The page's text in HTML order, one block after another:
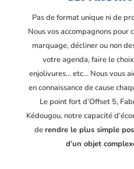
Pas de format unique ni de
Nous vos accompagnons
marquage, décliner ou non
votre agenda, faire le
enjolivures… etc… Nous vous
en connaissance de cause
Le point fort d’Offset 5,
Kédougou, notre capacité
derendre le plus simple
d’un objet